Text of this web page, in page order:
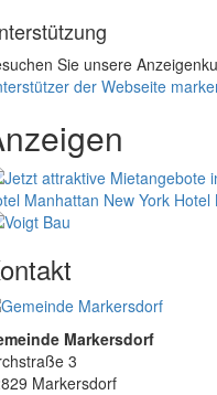
Sie unsere
der Webseite
Manhattan New York Hotel
Markersdorf
3
Markersdorf